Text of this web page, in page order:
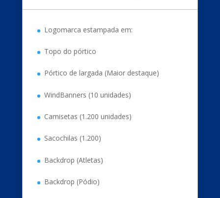
Logomarca estampada em:
Topo do pórtico
Pórtico de largada (Maior destaque)
WindBanners (10 unidades)
Camisetas (1.200 unidades)
Sacochilas (1.200)
Backdrop (Atletas)
Backdrop (Pódio)